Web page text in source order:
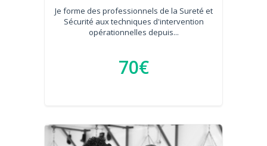
Je forme des professionnels de la Sureté et
Sécurité aux techniques d'intervention
opérationnelles depuis...
70€